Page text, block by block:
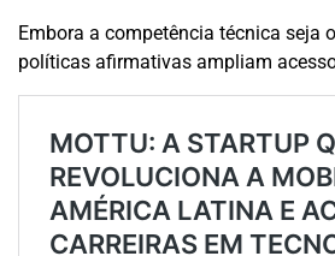
Embora a competência técnica seja
políticas afirmativas ampliam